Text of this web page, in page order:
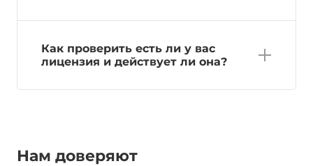
Как проверить есть ли у вас
лицензия и действует ли она?
Нам доверяют